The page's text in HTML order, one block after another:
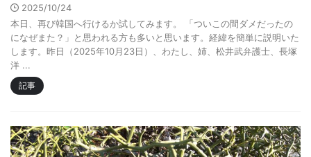
2025/10/24
本日、再び韓国へ行けるか試してみます。 「ついこの間ダメだったの
になぜまた？」と思われる方も多いと思います。経緯を簡単に説明いた
します。昨日（2025年10月23日）、わたし、姉、松井武弁護士、長塚
洋 ...
記事